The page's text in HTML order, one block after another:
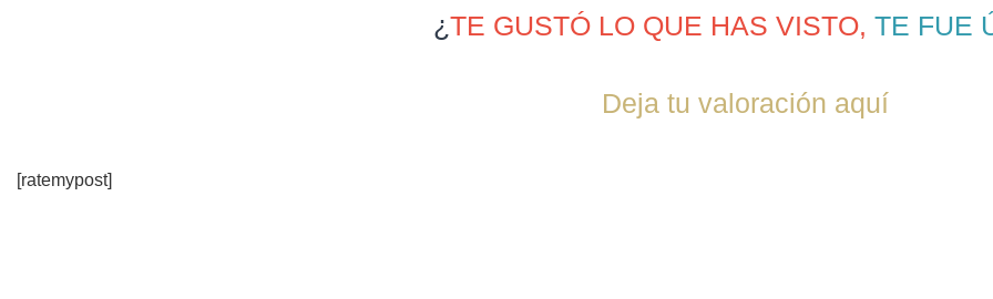
¿TE GUSTÓ LO QUE HAS VISTO, TE FUE
Deja tu valoración aquí
[ratemypost]